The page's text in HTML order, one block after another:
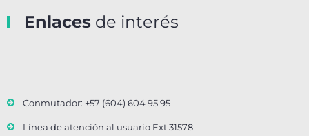
Enlaces de interés
Conmutador: +57 (604) 604 95 95
Línea de atención al usuario Ext 31578